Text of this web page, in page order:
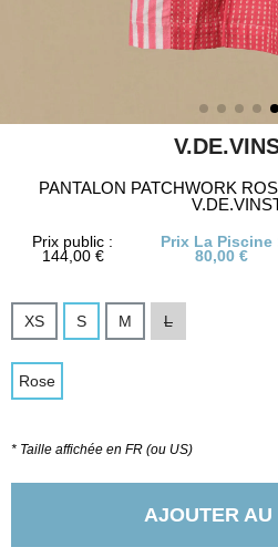
PANTALON PATCHWORK
Prix public :
144,00 €
Prix La Piscine
80,00 €
XS S M L
Rose
* Taille affichée en FR (ou US)
AJOUTER AU